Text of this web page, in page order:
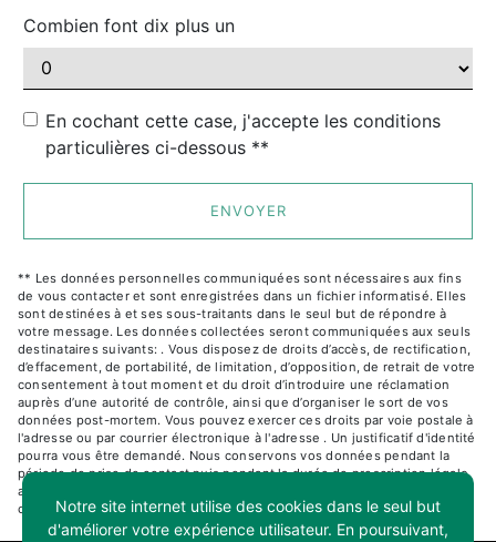
Combien font dix plus un
En cochant cette case, j'accepte les conditions
particulières ci-dessous **
ENVOYER
** Les données personnelles communiquées sont nécessaires aux fins
de vous contacter et sont enregistrées dans un fichier informatisé. Elles
sont destinées à et ses sous-traitants dans le seul but de répondre à
votre message. Les données collectées seront communiquées aux seuls
destinataires suivants: . Vous disposez de droits d’accès, de rectification,
d’effacement, de portabilité, de limitation, d’opposition, de retrait de votre
consentement à tout moment et du droit d’introduire une réclamation
auprès d’une autorité de contrôle, ainsi que d’organiser le sort de vos
données post-mortem. Vous pouvez exercer ces droits par voie postale à
l'adresse ou par courrier électronique à l'adresse . Un justificatif d'identité
pourra vous être demandé. Nous conservons vos données pendant la
période de prise de contact puis pendant la durée de prescription légale
aux fins probatoires et de gestion des contentieux. Consultez le site
cnil.fr pour plus d’informations sur vos droits.
Notre site internet utilise des cookies dans le seul but
d'améliorer votre expérience utilisateur. En poursuivant,